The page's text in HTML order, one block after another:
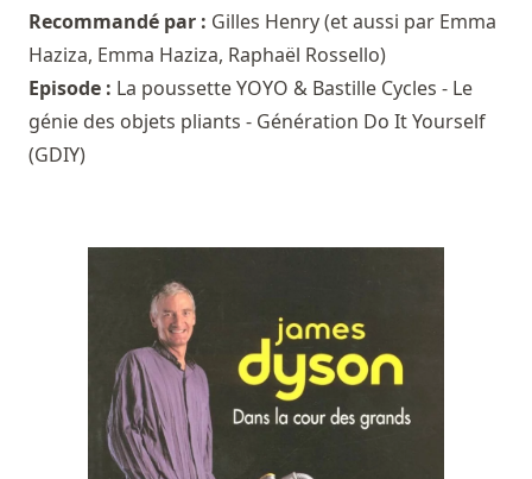
Recommandé par : Gilles Henry(et aussi par Emma
Haziza, Emma Haziza, Raphaël Rossello)
Episode : La poussette YOYO & Bastille Cycles - Le
génie des objets pliants - Génération Do It Yourself
(GDIY)